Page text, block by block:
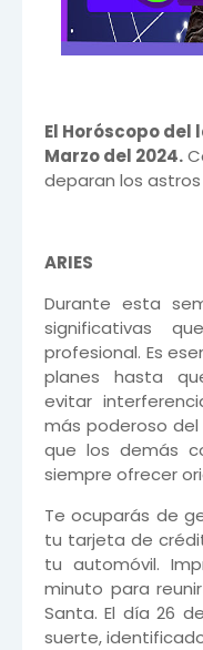
El Horóscopo del
Marzo del 2024.
deparan los
ARIES
Durante esta
significativas
profesional. Es
planes hasta
evitar
más poderoso
que los demás
siempre ofrecer
Te ocuparás de
tu tarjeta de
tu automóvil.
minuto para
Santa. El día 26
suerte,